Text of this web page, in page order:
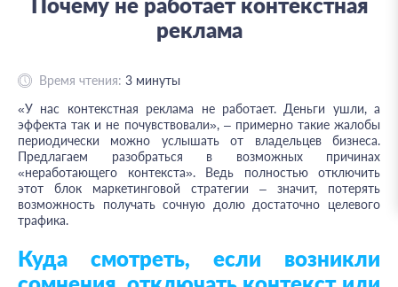
реклама
Время чтения: 3 минуты
«У нас контекстная реклама не работает. Деньги ушли, а
эффекта так и не почувствовали», – примерно такие жалобы
периодически можно услышать от владельцев бизнеса.
Предлагаем разобраться в возможных причинах
«неработающего контекста». Ведь полностью отключить
этот блок маркетинговой стратегии – значит, потерять
возможность получать сочную долю достаточно целевого
трафика.
Куда смотреть, если возникли